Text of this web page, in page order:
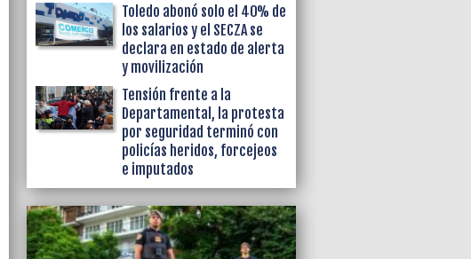
Toledo abonó solo el 40% de
los salarios y el SECZA se
declara en estado de alerta
y movilización
Tensión frente a la
Departamental, la protesta
por seguridad terminó con
policías heridos, forcejeos
e imputados